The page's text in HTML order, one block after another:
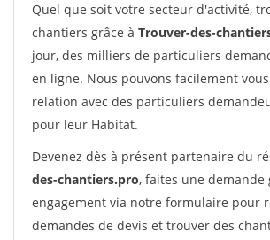
Quel que soit votre secteur d'activité,
chantiers grâce à Trouver-des-
jour, des milliers de particuliers
en ligne. Nous pouvons facilement
relation avec des particuliers
pour leur Habitat.
Devenez dès à présent partenaire du
des-chantiers.pro, faites une demande
engagement via notre formulaire pour
demandes de devis et trouver des